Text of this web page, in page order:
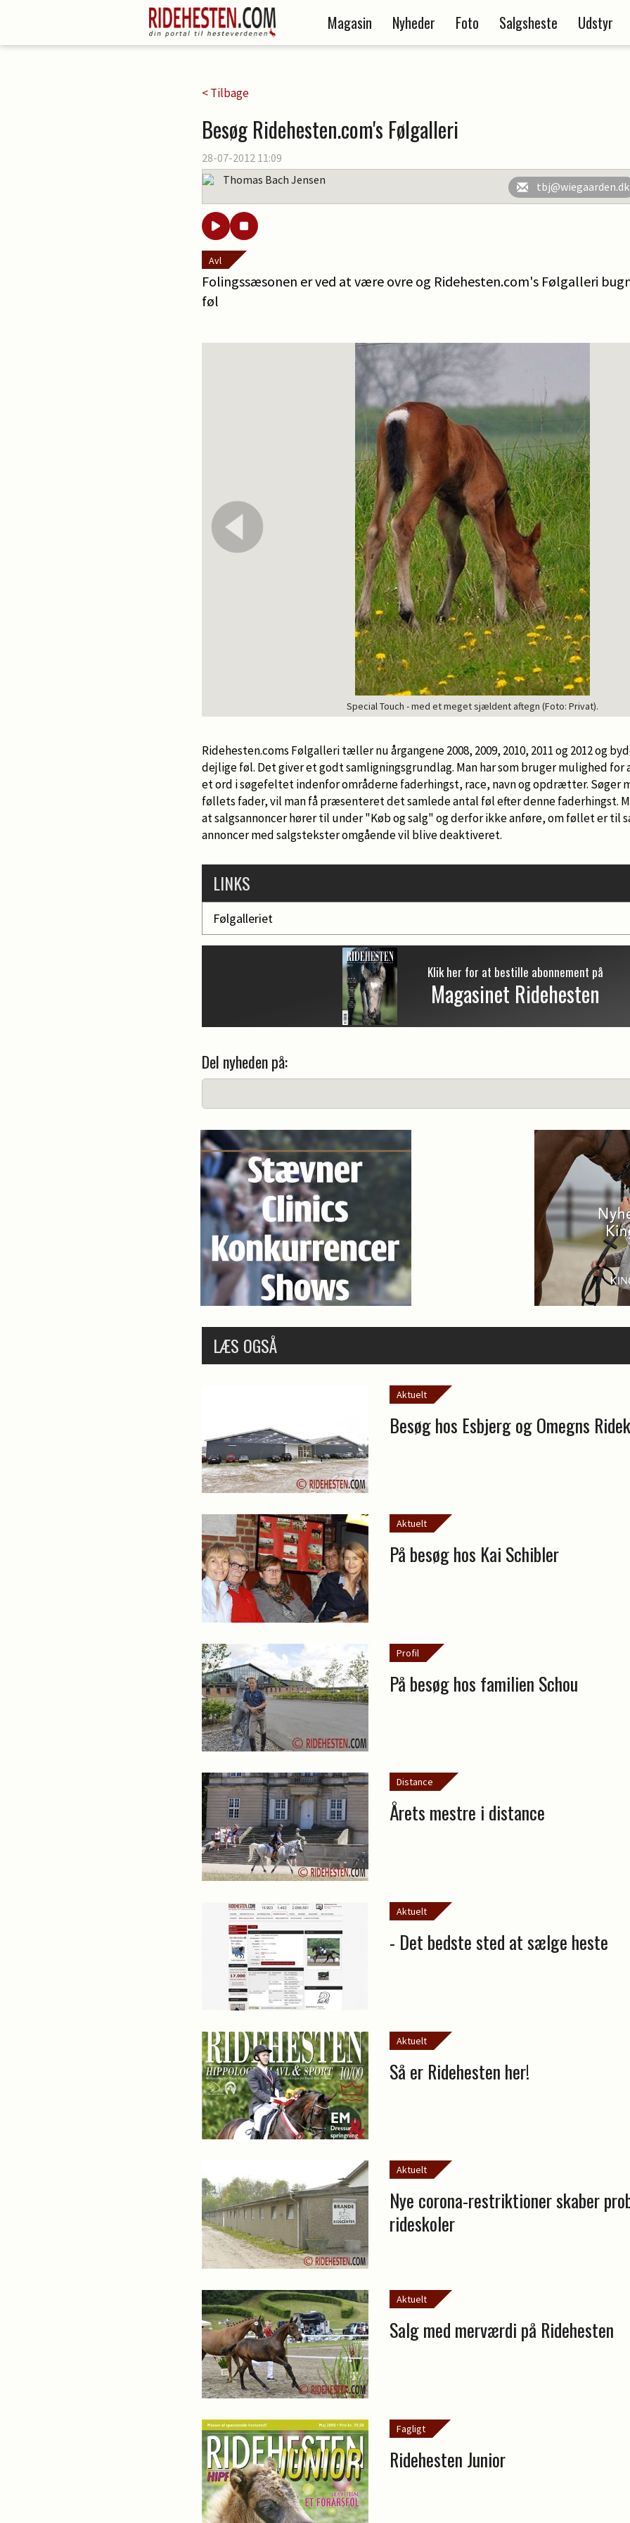
Magasin Nyheder Foto Salgsheste Udstyr
< Tilbage
Besøg Ridehesten.com's Følgalleri
28-07-2012 11:09
Thomas Bach Jensen
tbj@wiegaarden.dk
Avl
Folingssæsonen er ved at være ovre og Ridehesten.com's Følgalleri
føl
Special Touch - med et meget sjældent aftegn (Foto: Privat).
Ridehesten.coms Følgalleri tæller nu årgangene 2008, 2009, 2010, 2011 og 2012 og
dejlige føl. Det giver et godt samligningsgrundlag. Man har som bruger mulighed for
et ord i søgefeltet indenfor områderne faderhingst, race, navn og opdrætter. Søger
føllets fader, vil man få præsenteret det samlede antal føl efter denne faderhingst.
at salgsannoncer hører til under "Køb og salg" og derfor ikke anføre, om føllet er til
annoncer med salgstekster omgående vil blive deaktiveret.
LINKS
Følgalleriet
Klik her for at bestille abonnement på
Magasinet Ridehesten
Del nyheden på:
LÆS OGSÅ
Aktuelt
Besøg hos Esbjerg og Omegns
Aktuelt
På besøg hos Kai Schibler
Profil
På besøg hos familien Schou
Distance
Årets mestre i distance
Aktuelt
- Det bedste sted at sælge heste
Aktuelt
Så er Ridehesten her!
Aktuelt
Nye corona-restriktioner skaber
rideskoler
Aktuelt
Salg med merværdi på Ridehesten
Fagligt
Ridehesten Junior